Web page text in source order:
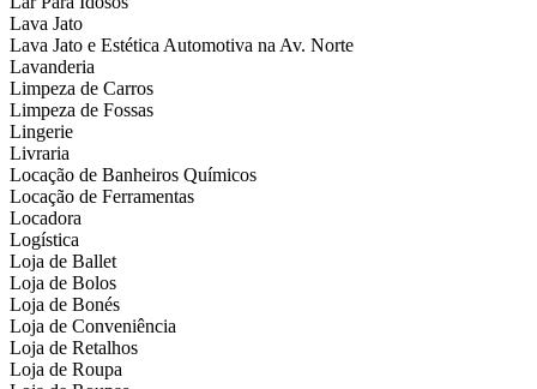
Lava Jato
Lava Jato e Estética Automotiva na Av. Norte
Lavanderia
Limpeza de Carros
Limpeza de Fossas
Lingerie
Livraria
Locação de Banheiros Químicos
Locação de Ferramentas
Locadora
Logística
Loja de Ballet
Loja de Bolos
Loja de Bonés
Loja de Conveniência
Loja de Retalhos
Loja de Roupa